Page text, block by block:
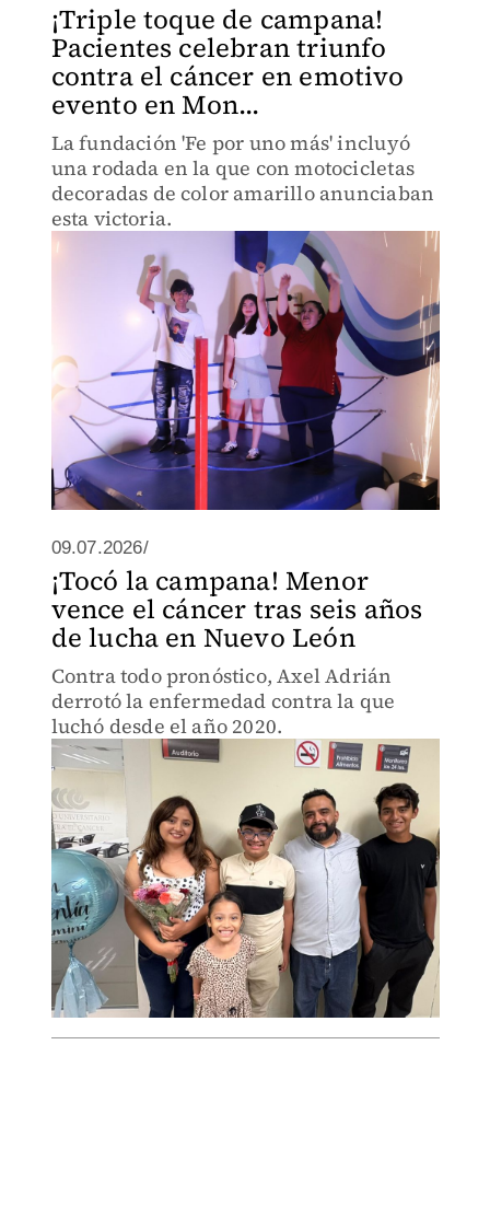
¡Triple toque de campana!
Pacientes celebran triunfo
contra el cáncer en emotivo
evento en Mon...
La fundación 'Fe por uno más' incluyó
una rodada en la que con motocicletas
decoradas de color amarillo anunciaban
esta victoria.
09.07.2026/
¡Tocó la campana! Menor
vence el cáncer tras seis años
de lucha en Nuevo León
Contra todo pronóstico, Axel Adrián
derrotó la enfermedad contra la que
luchó desde el año 2020.